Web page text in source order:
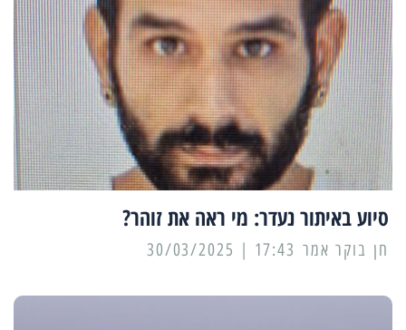
סיוע באיתור נעדר: מי ראה את זוהר?
17:43 | 30/03/2025